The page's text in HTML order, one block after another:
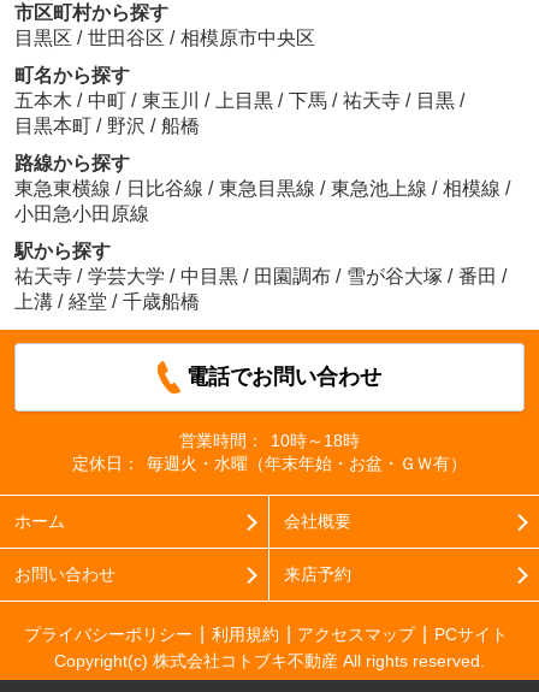
市区町村から探す
目黒区 / 世田谷区 / 相模原市中央区
町名から探す
五本木 / 中町 / 東玉川 / 上目黒 / 下馬 / 祐天寺 / 目黒 /
目黒本町 / 野沢 / 船橋
路線から探す
東急東横線 / 日比谷線 / 東急目黒線 / 東急池上線 / 相模線 /
小田急小田原線
駅から探す
祐天寺 / 学芸大学 / 中目黒 / 田園調布 / 雪が谷大塚 / 番田 /
上溝 / 経堂 / 千歳船橋
電話でお問い合わせ
営業時間：
10時～18時
定休日：
毎週火・水曜（年末年始・お盆・ＧＷ有）
ホーム 会社概要
お問い合わせ 来店予約
プライバシーポリシー 利用規約 アクセスマップ
PCサイト
Copyright(c) 株式会社コトブキ不動産 All rights reserved.